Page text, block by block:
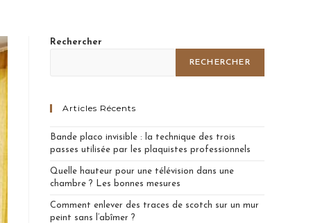
Rechercher
RECHERCHER
Articles Récents
Bande placo invisible : la technique des trois
passes utilisée par les plaquistes professionnels
Quelle hauteur pour une télévision dans une
chambre ? Les bonnes mesures
Comment enlever des traces de scotch sur un mur
peint sans l’abîmer ?